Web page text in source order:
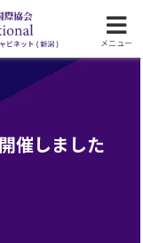
催しました
メニュー